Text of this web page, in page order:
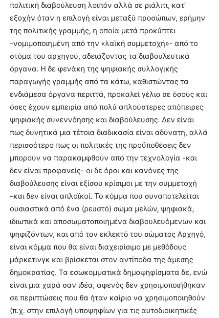
πολιτική διαβούλευση λοιπόν αλλά σε ριάλιτι, κατ’
εξοχήν όταν η επιλογή είναι μεταξύ προσώπων, ερήμην
της πολιτικής γραμμής, η οποία μετά προκύπτει
-νομιμοποιημένη από την «λαϊκή συμμετοχή»- από το
στόμα του αρχηγού, αδειάζοντας τα διαβουλευτικά
όργανα. Η δε φενάκη της ψηφιακής συλλογικής
παραγωγής γραμμής από τα κάτω, καθιστώντας τα
ενδιάμεσα όργανα περιττά, προκαλεί γέλιο σε όσους και
όσες έχουν εμπειρία από πολύ απλούστερες απόπειρες
ψηφιακής συνεννόησης και διαβούλευσης. Δεν είναι
πως δυνητικά μια τέτοια διαδικασία είναι αδύνατη, αλλά
περισσότερο πως οι πολιτικές της προϋποθέσεις δεν
μπορούν να παρακαμφθούν από την τεχνολογία -και
δεν είναι προφανείς- οι δε όροι και κανόνες της
διαβούλευσης είναι εξίσου κρίσιμοι με την συμμετοχή
-και δεν είναι απλοϊκοί. Το κόμμα που συναποτελείται
ουσιαστικά από ένα (ρευστό) σώμα μελών, ψηφιακά,
ιδιωτικά και αποσωματοποιημένα διαβουλευόμενων και
ψηφιζόντων, και από τον εκλεκτό του σώματος Αρχηγό,
είναι κόμμα που θα είναι διαχειρίσιμο με μεθόδους
μάρκετινγκ και βρίσκεται στον αντίποδα της άμεσης
δημοκρατίας. Τα εσωκομματικά δημοψηφίσματα δε, ενώ
είναι μια χαρά σαν ιδέα, αφενός δεν χρησιμοποιήθηκαν
σε περιπτώσεις που θα ήταν καίριο να χρησιμοποιηθούν
(π.χ. στην επιλογή υποψηφίων για τις αυτοδιοικητικές